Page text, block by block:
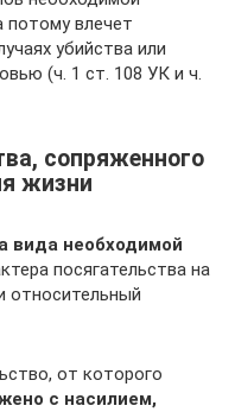
влечет
убийства или
(ч. 1 ст. 108 УК и ч.
сопряженного
жизни
вида необходимой
посягательства на
от которого
с насилием,